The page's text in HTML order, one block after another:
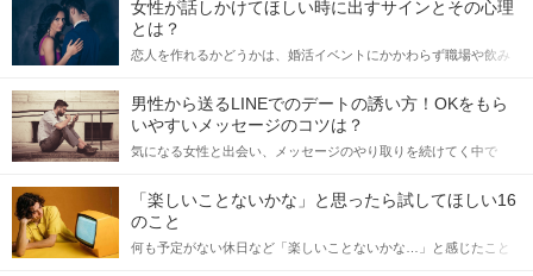
女性が話しかけてほしい時に出すサインとその心理
とは？
恋人を作れるかどうかは、婚活イベントにかかわらず職場や飲み
てアプローチできるかにも左右されます。 これから恋人作りを本
格的に始めようとしている方は、女性が異性を求めて出すサイン
をしっかりと理解し、正しい行動に移せるかどうかが重要。 この
記事では、女性が話しかけて欲しい時に出すサインとその心理を
合にどのような行動に繋げるべきかをご紹介していきます。
男性から送るLINEでのデートの誘い方！OKをもら
いやすいメッセージのコツは？
気になる女性と出会い、メッセージのやり取りを続けてく中で
しかし、中には「どう誘ったらいいの？」とお困りの男性もいら
っしゃるのではないでしょうか。 そこで今回は、男性から女性へ
送るLINEでのデートの誘い方のコツをご紹介します。例文も混じ
えながら解説するので、ぜひ参考にしてください。
「楽しいことないかな」と思ったら試してほしい16
のこと
何も予定がない休日など「楽しいことないかな…」と感じたこと